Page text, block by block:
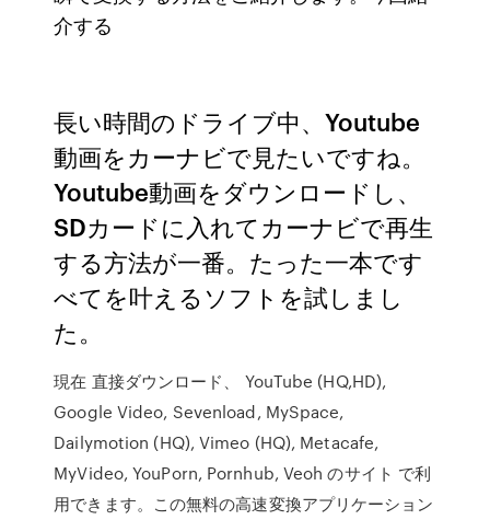
介する
長い時間のドライブ中、Youtube
動画をカーナビで見たいですね。
Youtube動画をダウンロードし、
SDカードに入れてカーナビで再生
する方法が一番。たった一本です
べてを叶えるソフトを試しまし
た。
現在 直接ダウンロード、 YouTube (HQ,HD),
Google Video, Sevenload, MySpace,
Dailymotion (HQ), Vimeo (HQ), Metacafe,
MyVideo, YouPorn, Pornhub, Veoh のサイト で利
用できます。この無料の高速変換アプリケーション